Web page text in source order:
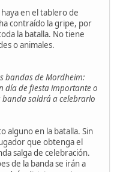
en el tablero de
contraído la gripe, por
la batalla. No tiene
o animales.
bandas de Mordheim:
día de fiesta importante o
saldrá a celebrarlo
alguno en la batalla. Sin
que obtenga el
salga de celebración.
de la banda se irán a